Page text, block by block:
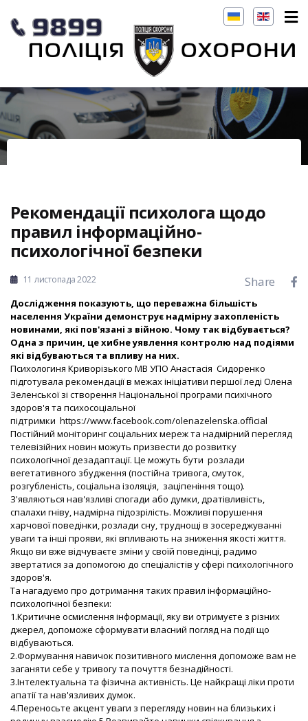
Рекомендації психолога щодо
правил інформаційно-
психологічної безпеки
11 листопада 2022 Share
Дослідження показують, що переважна більшість
населення України демонструє надмірну захопленість
новинами, які пов'язані з війною. Чому так відбувається?
Одна з причин, це хибне уявлення контролю над подіями
які відбуваються та впливу на них.
Психологиня Криворізького МВ УПО Анастасія Сидоренко
підготувала рекомендації в межах ініціативи першої леді Олена
Зеленської зі створення Національної програми психічного
здоров'я та психосоціальної
підтримки https://www.facebook.com/olenazelenska.official
Постійний моніторинг соціальних мереж та надмірний перегляд
телевізійних новин можуть призвести до розвитку
психологічної дезадаптації. Це можуть бути розлади
вегетативного збудження (постійна тривога, смуток,
розгубленість, соціальна ізоляція, заціпеніння тощо).
З'являються нав'язливі спогади або думки, дратівливість,
спалахи гніву, надмірна підозрілість. Можливі порушення
харчової поведінки, розлади сну, труднощі в зосереджуванні
уваги та інші прояви, які впливають на зниження якості життя.
Якщо ви вже відчуваєте зміни у своїй поведінці, радимо
звертатися за допомогою до спеціалістів у сфері психологічного
здоров'я.
Та нагадуємо про дотримання таких правил інформаційно-
психологічної безпеки:
1.Критичне осмислення інформації, яку ви отримуєте з різних
джерел, допоможе сформувати власний погляд на події що
відбуваються.
2.Формування навичок позитивного мислення допоможе вам не
заганяти себе у тривогу та почуття безнадійності.
3.Інтелектуальна та фізична активність. Це найкращі ліки проти
апатії та нав'язливих думок.
4.Переносьте акцент уваги з перегляду новин на близьких і